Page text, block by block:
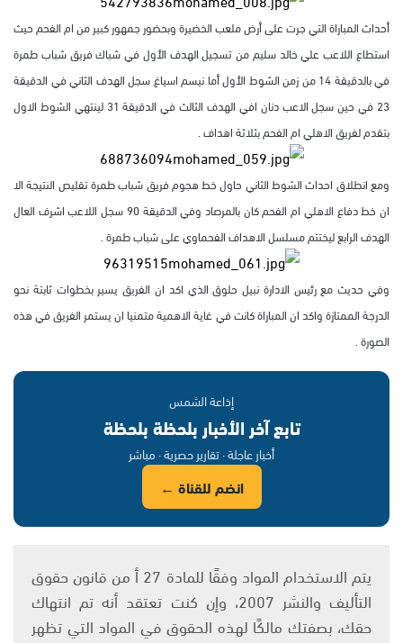
أحداث المباراة التي جرت على أرض ملعب الخضيرة وبحضور جمهور كبير من ام الفحم حيث
استطاع اللاعب علي خالد سليم من تسجيل الهدف الأول في شباك فريق شباب طمرة
في بالدقيقة 14 من زمن الشوط الأول أما نيسم اسياغ سجل الهدف الثاني في الدقيقة
23 في حين سجل الاعب دنان افي الهدف الثالث في الدقيقة 31 لينتهي الشوط الاول
بتقدم لفريق الاهلي ام الفحم بثلاثة اهداف .
ومع انطلاق احداث الشوط الثاني حاول خط هجوم فريق شباب طمرة تقليص النتيجة الا
ان خط دفاع الاهلي ام الفحم كان بالمرصاد وفي الدقيقة 90 سجل اللاعب اشرف العال
الهدف الرابع ليختتم مسلسل الاهداف الفحماوي على شباب طمرة .
وفي حديث مع رئيس الادارة نبيل حلوق الذي اكد ان الفريق يسير بخطوات ثابتة نحو
الدرجة الممتازة واكد ان المباراة كانت في غاية الاهمية متمنيا ان يستمر الفريق في هذه
الصورة .
إذاعة الشمس
تابع آخر الأخبار بلحظة بلحظة
أخبار عاجلة · تقارير حصرية · مباشر
انضم للقناة ←
يتم الاستخدام المواد وفقًا للمادة 27 أ من قانون حقوق
التأليف والنشر 2007، وإن كنت تعتقد أنه تم انتهاك
حقك، بصفتك مالكًا لهذه الحقوق في المواد التي تظهر